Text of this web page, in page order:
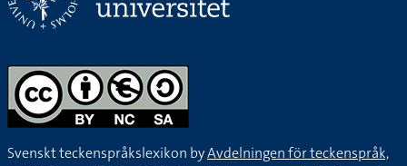
Svenskt teckenspråkslexikon byAvdelningen för teckenspråk,